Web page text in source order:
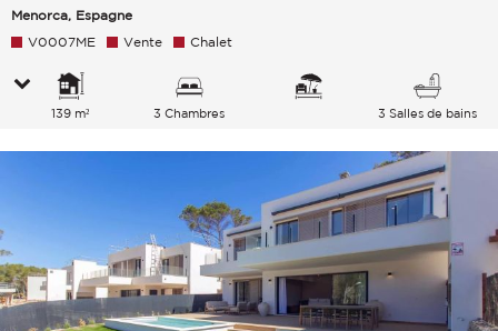
Menorca, Espagne
V0007ME Vente Chalet
139 m² 3 Chambres 3 Salles de bains